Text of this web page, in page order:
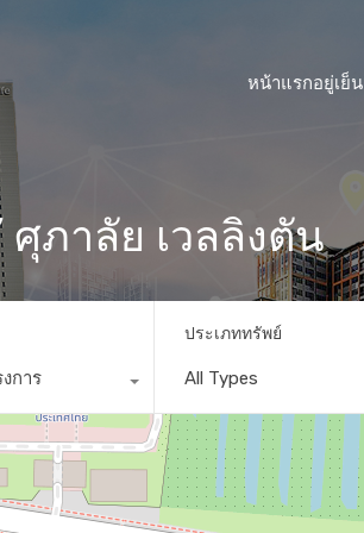
หน้าแรกอยู่เย็น
ภาลัย เวลลิงตัน
การ
ประเภททรัพย์
All Types